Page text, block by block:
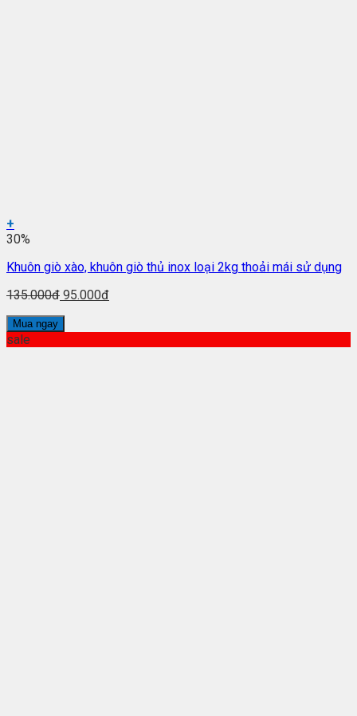
+
30%
Khuôn giò xào, khuôn giò thủ inox loại 2kg thoải mái sử dụng
135.000đ 95.000đ
Mua ngay
sale